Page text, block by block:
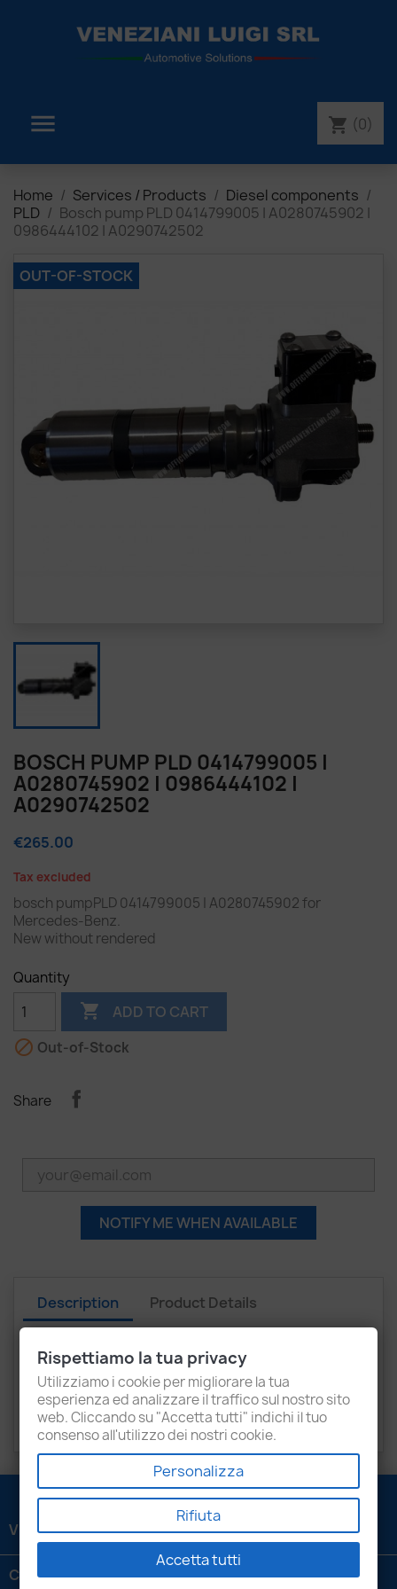
 shopping_cart (0)
Home Services / Products
Diesel components
PLD
Bosch pump PLD 0414799005 | A0280745902 |
0986444102 | A0290742502
OUT-OF-STOCK
BOSCH PUMP PLD 0414799005 |
A0280745902 | 0986444102 |
A0290742502
€265.00
Tax excluded
bosch pumpPLD 0414799005 | A0280745902 for
Mercedes-Benz.
New without rendered
Quantity
 ADD TO CART
 Out-of-Stock
Share
NOTIFY ME WHEN AVAILABLE
Description
Product Details
Bosch pump PLD 0414799005
For mercedes-benz, KÄSSBOHRER, IRAN KHODRO
DIESEL
VENEZIANI LUIGI SRL 
CONTATTACI 
Rispettiamo la tua privacy
Utilizziamo i cookie per migliorare la tua
esperienza ed analizzare il traffico sul nostro sito
web. Cliccando su "Accetta tutti" indichi il tuo
consenso all'utilizzo dei nostri cookie.
Personalizza
Rifiuta
Accetta tutti